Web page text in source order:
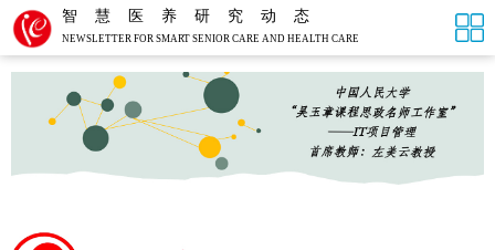
智慧医养研究动态
NEWSLETTER FOR SMART SENIOR CARE AND HEALTH CARE